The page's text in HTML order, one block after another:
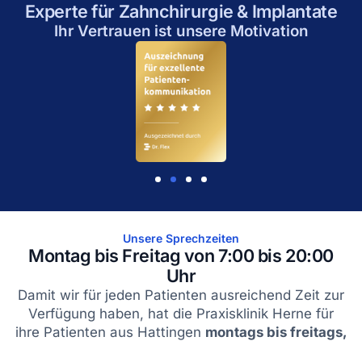
Experte für Zahnchirurgie & Implantate
Ihr Vertrauen ist unsere Motivation
Unsere Sprechzeiten
Montag bis Freitag von 7:00 bis 20:00
Uhr
Damit wir für jeden Patienten ausreichend Zeit zur
Verfügung haben, hat die Praxisklinik Herne für
ihre Patienten aus Hattingen montags bis freitags,